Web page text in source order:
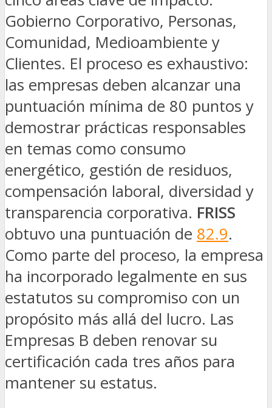
Gobierno Corporativo, Personas,
Comunidad, Medioambiente y
Clientes. El proceso es exhaustivo:
las empresas deben alcanzar una
puntuación mínima de 80 puntos y
demostrar prácticas responsables
en temas como consumo
energético, gestión de residuos,
compensación laboral, diversidad y
transparencia corporativa. FRISS
obtuvo una puntuación de 82.9.
Como parte del proceso, la empresa
ha incorporado legalmente en sus
estatutos su compromiso con un
propósito más allá del lucro. Las
Empresas B deben renovar su
certificación cada tres años para
mantener su estatus.